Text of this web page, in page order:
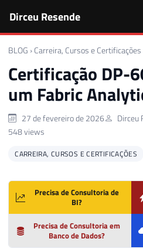
Dirceu Resende
BLOG › Carreira, Cursos e Certificações
Certificação DP-
um Fabric
27 de fevereiro de 2026 Dirceu
548 views
CARREIRA, CURSOS E CERTIFICAÇÕES
Precisa de Consultoria de
BI?
Precisa de Consultoria em
Banco de Dados?